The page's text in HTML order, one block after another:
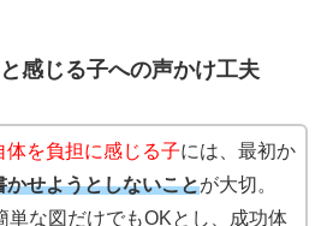
感じる子への声かけ工夫
体を負担に感じる子には、最初か
かせようとしないことが大切。
単な図だけでもOKとし、成功体